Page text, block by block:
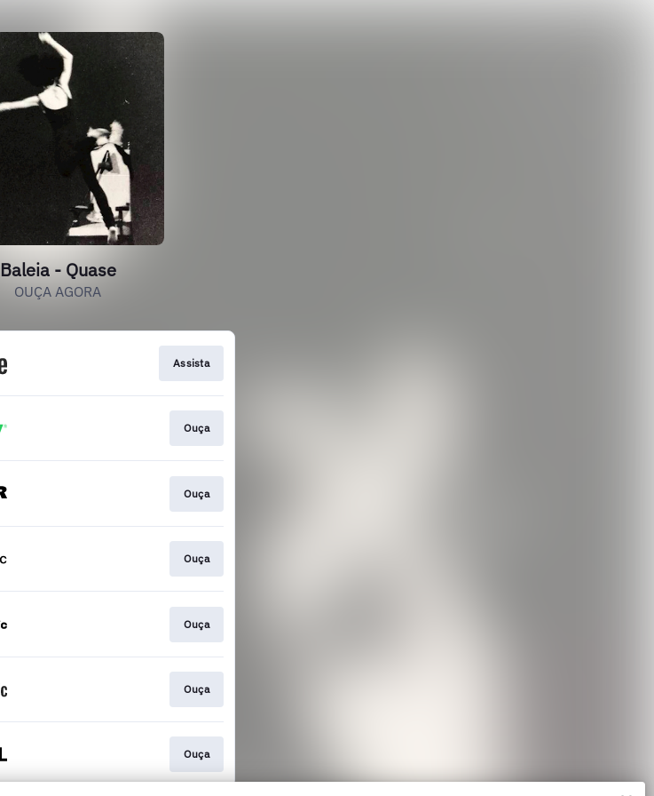
Baleia - Quase
OUÇA AGORA
Assista
Ouça
Ouça
Ouça
Ouça
Ouça
Ouça